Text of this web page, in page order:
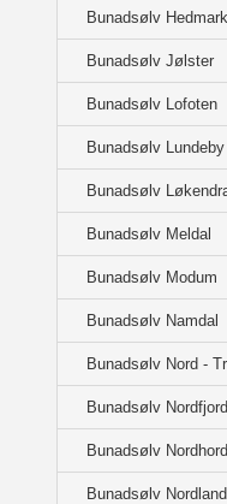
Bunadsølv Hedmark
Bunadsølv Jølster
Bunadsølv Lofoten
Bunadsølv Lundeby
Bunadsølv
Bunadsølv Meldal
Bunadsølv Modum
Bunadsølv Namdal
Bunadsølv Nord -
Bunadsølv Nordfjord
Bunadsølv
Bunadsølv Nordland